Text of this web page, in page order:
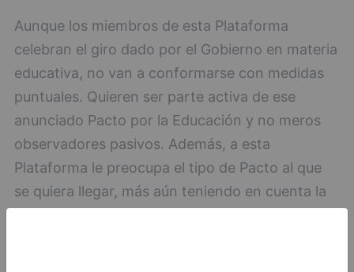
Aunque los miembros de esta Plataforma
celebran el giro dado por el Gobierno en materia
educativa, no van a conformarse con medidas
puntuales. Quieren ser parte activa de ese
anunciado Pacto por la Educación y no meros
observadores pasivos. Además, a esta
Plataforma le preocupa el tipo de Pacto al que
se quiera llegar, más aún teniendo en cuenta la